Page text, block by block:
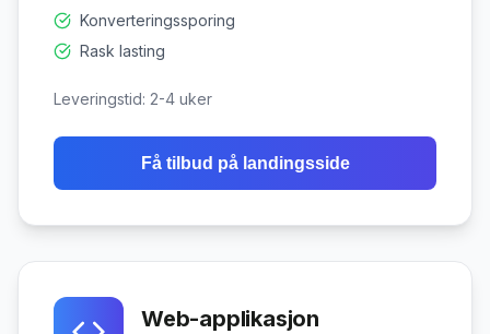
Konverteringssporing
Rask lasting
Leveringstid: 2-4 uker
Få tilbud på landingsside
Web-applikasjon